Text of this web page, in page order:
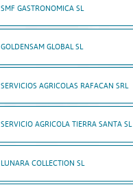
SMF GASTRONOMICA SL
GOLDENSAM GLOBAL SL
SERVICIOS AGRICOLAS RAFACAN SRL
SERVICIO AGRICOLA TIERRA SANTA SL
LUNARA COLLECTION SL